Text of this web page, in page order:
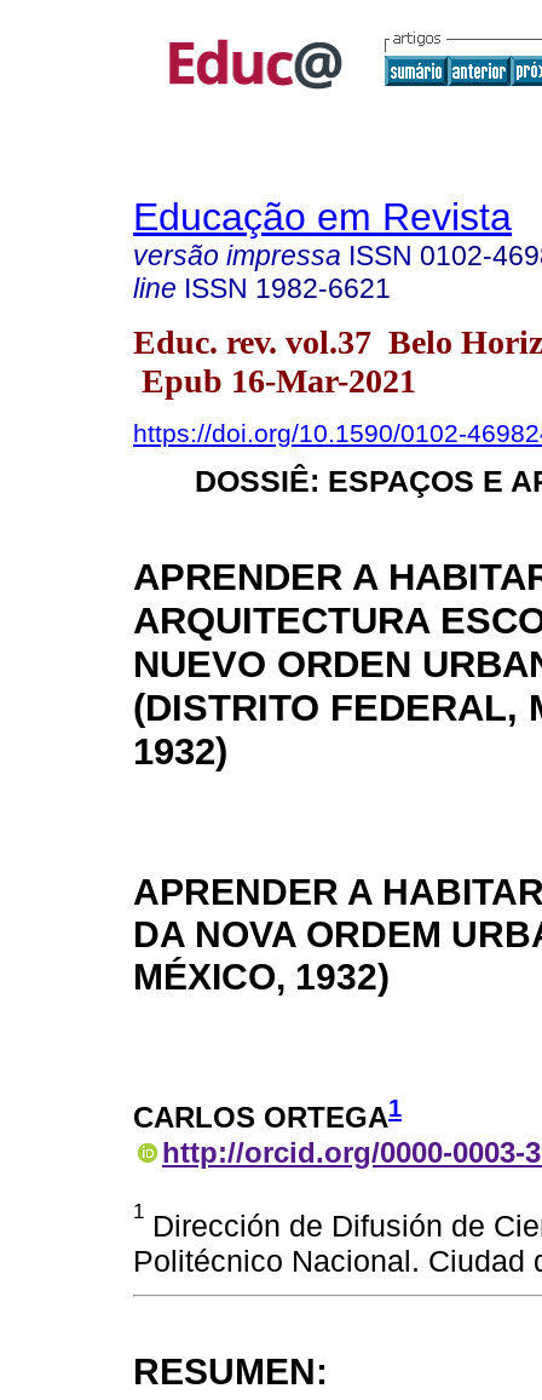
Educação em Revista
versão impressa ISSN 0102-
line ISSN 1982-6621
Educ. rev. vol.37 Belo
Epub 16-Mar-2021
https://doi.org/10.1590/0102-
DOSSIÊ: ESPAÇOS E
APRENDER A
ARQUITECTURA
NUEVO ORDEN
(DISTRITO FEDERAL,
1932)
APRENDER A
DA NOVA ORDEM
MÉXICO, 1932)
CARLOS ORTEGA1
http://orcid.org/0000-0003-
1 Dirección de Difusión de
Politécnico Nacional. Ciudad
RESUMEN: